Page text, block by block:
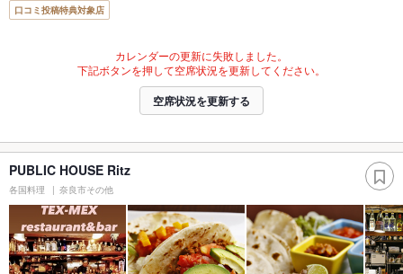
口コミ投稿特典対象店
カレンダーの更新に失敗しました。
下記ボタンを押して空席状況を更新してください。
空席状況を更新する
PUBLIC HOUSE Ritz
各国料理 奈良市その他